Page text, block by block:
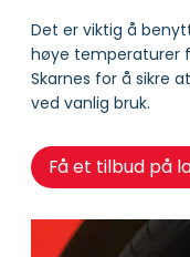
Det er viktig å
høye temperaturer
Skarnes for å sikre
ved vanlig bruk.
Få et tilbud på